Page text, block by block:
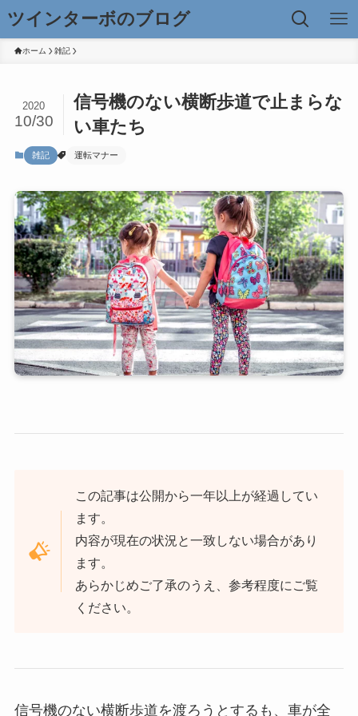
ツインターボのブログ
ホーム 雑記
信号機のない横断歩道で止まらな
い車たち
2020
10/30
雑記 運転マナー
この記事は公開から一年以上が経過してい
ます。
内容が現在の状況と一致しない場合があり
ます。
あらかじめご了承のうえ、参考程度にご覧
ください。
信号機のない横断歩道を渡ろうとするも、車が全